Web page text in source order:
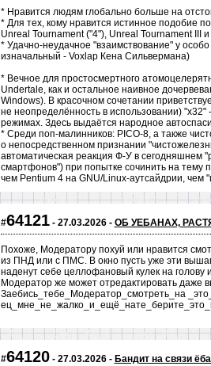
* Нравится людям глобально больше на
* Для тех, кому нравится истинное подобие
Unreal Tournament ("4"), Unreal Tournament III
* Удачно-неудачное "взаимствование" у
изначальный - Voxlap Кена Сильвермана)
* Вечное для простосмертного
Undertale, как и остальное наивное
Windows). В красочном сочетании
не неопределённость в использовании)
режимах. Здесь выдаётся народное
* Среди поп-малинников: PICO-8, а также
о непосредственном признании
автоматическая реакция Ф-У в сегодняшнем
смартфонов") при попытке сочинить на
чем Pentium 4 на GNU/Linux-аутсайдрии, чем
#64121- 27.03.2026 - ОБ УЕБАНАХ,
Похоже, Модератору похуй или нравится
из ПНД или с ПМС. В окно пусть уже эти
наденут себе целлофановый кулек на голову
Модератор же может отредактировать даже
Заебись_тебе_Модератор_смотреть_на
#64120- 27.03.2026 - Бандит на связи